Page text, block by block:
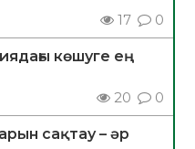
17 0
көшуге ең
20 0
сақтау – әр